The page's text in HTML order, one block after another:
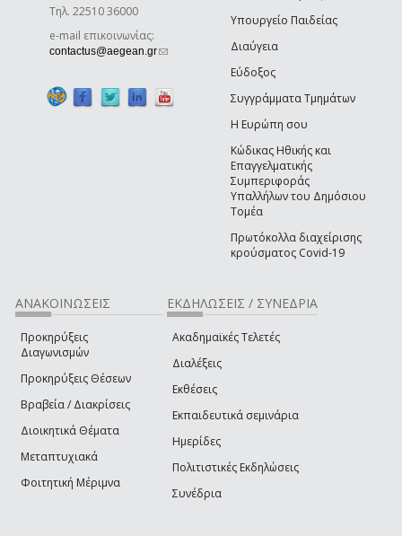
Τηλ. 22510 36000
e-mail επικοινωνίας:
contactus@aegean.gr(link sends e-mail)
Υπουργείο Παιδείας
Διαύγεια
Εύδοξος
Συγγράμματα Τμημάτων
Η Ευρώπη σου
Κώδικας Ηθικής και
Επαγγελματικής
Συμπεριφοράς
Υπαλλήλων του Δημόσιου
Τομέα
Πρωτόκολλα διαχείρισης
κρούσματος Covid-19
ΑΝΑΚΟΙΝΩΣΕΙΣ
Προκηρύξεις
Διαγωνισμών
Προκηρύξεις Θέσεων
Βραβεία / Διακρίσεις
Διοικητικά Θέματα
Μεταπτυχιακά
Φοιτητική Μέριμνα
ΕΚΔΗΛΩΣΕΙΣ / ΣΥΝΕΔΡΙΑ
Ακαδημαϊκές Τελετές
Διαλέξεις
Εκθέσεις
Εκπαιδευτικά σεμινάρια
Ημερίδες
Πολιτιστικές Εκδηλώσεις
Συνέδρια